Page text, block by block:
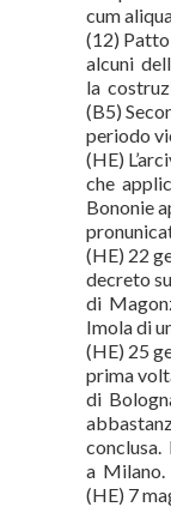
cum
(12)
alcuni
la
(B5)
periodo
(HE)
che
Bononie
(HE) 22
decreto
di
Imola di
(HE) 25
prima
di
conclusa.
a Milano.
(HE) 7